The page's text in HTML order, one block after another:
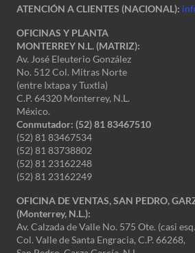
ATENCIÓN A CLIENTES (NACIONAL):
OFICINAS Y PLANTA
MONTERREY N.L. (MATRIZ):
Av. José Eleuterio González
No. 512 Col. Mitras Norte
(entre Ixtapa y Tuxtla)
C.P. 64320 Monterrey, N.L.
México.
Conmutador: (52) 81 83467510
(52) 81 83467534
(52) 81 83738802
(52) 81 23162248
(52) 81 23162249
OFICINA DE VENTAS, SAN PEDRO,
(Monterrey, N.L.):
Av. Calzada de Valle No. 575 Ote. (casi
Col. Valle de Santa Engracia, C.P. 66268,